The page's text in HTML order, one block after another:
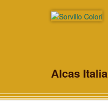
Alcas Italia